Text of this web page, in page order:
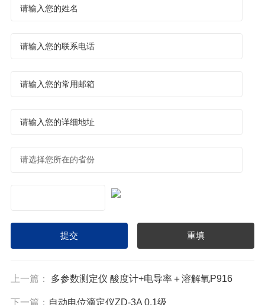
上一篇： 多参数测定仪 酸度计+电导率＋溶解氧P916
下一篇： 自动电位滴定仪ZD-3A 0.1级